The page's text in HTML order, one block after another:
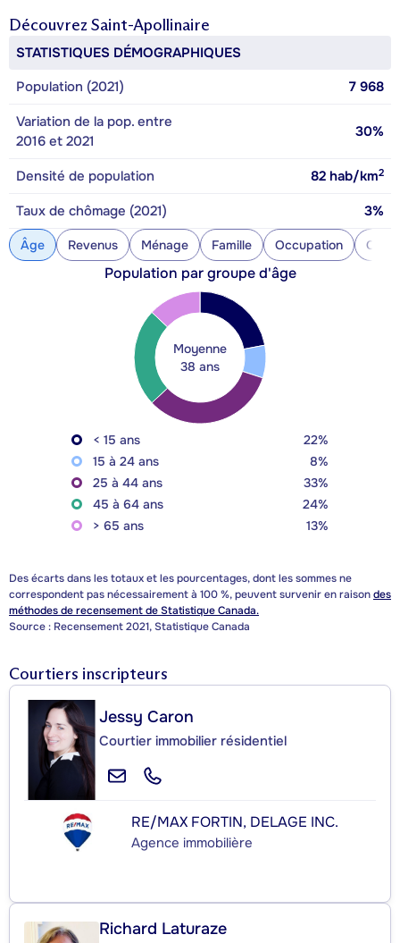
Découvrez Saint-Apollinaire
STATISTIQUES DÉMOGRAPHIQUES
Population (2021)
7 968
Variation de la pop. entre
2016 et 2021
30%
Densité de population 82 hab/km2
Taux de chômage (2021) 3%
Âge Revenus Ménage Famille Occupation
Population par groupe d'âge
Moyenne
38 ans
< 15 ans
22%
15 à 24 ans
8%
25 à 44 ans
33%
45 à 64 ans
24%
> 65 ans
13%
Des écarts dans les totaux et les pourcentages, dont les sommes ne
correspondent pas nécessairement à 100 %, peuvent survenir en raisondes
méthodes de recensement de Statistique Canada.
Source : Recensement 2021, Statistique Canada
Courtiers inscripteurs
Jessy Caron
Courtier immobilier résidentiel
RE/MAX FORTIN, DELAGE INC.
Agence immobilière
Richard Laturaze